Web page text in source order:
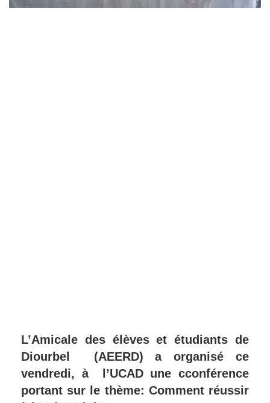
L’Amicale des élèves et étudiants de
Diourbel (AEERD) a organisé ce
vendredi, à l’UCAD une cconférence
portant sur le thème: Comment réussir